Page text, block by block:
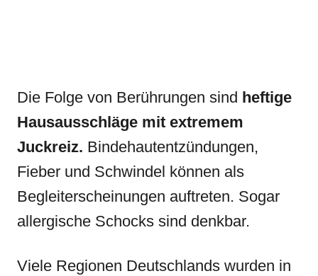
Die Folge von Berührungen sind heftige
Hausausschläge mit extremem
Juckreiz. Bindehautentzündungen,
Fieber und Schwindel können als
Begleiterscheinungen auftreten. Sogar
allergische Schocks sind denkbar.
Viele Regionen Deutschlands wurden in